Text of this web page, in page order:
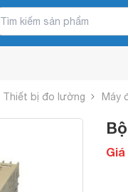
Thiết bị đo lường Máy
Giá